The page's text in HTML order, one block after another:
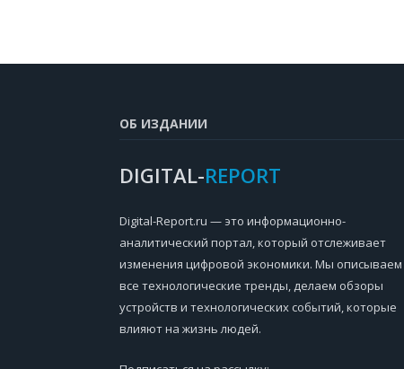
ОБ ИЗДАНИИ
DIGITAL-REPORT
Digital-Report.ru — это информационно-
аналитический портал, который отслеживает
изменения цифровой экономики. Мы описываем
все технологические тренды, делаем обзоры
устройств и технологических событий, которые
влияют на жизнь людей.